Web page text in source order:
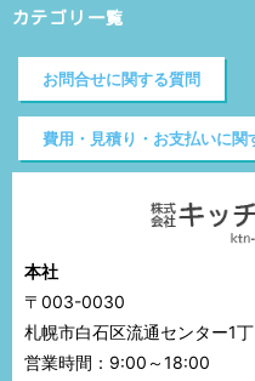
カテゴリ一覧
お問合せに関する質問
費用・見積り・お支払いに関
本社
〒003-0030
札幌市白石区流通センター1
営業時間：9:00～18:00